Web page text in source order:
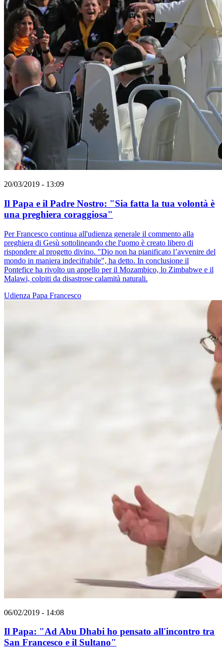
20/03/2019 - 13:09
Il Papa e il Padre Nostro: "Sia fatta la tua volontà è
una preghiera coraggiosa"
Per Francesco continua all'udienza generale il commento alla
preghiera di Gesù sottolineando che l'uomo è creato libero di
rispondere al progetto divino. "Dio non ha pianificato l’avvenire del
mondo in maniera indecifrabile", ha detto. In conclusione il
Pontefice ha rivolto un appello per il Mozambico, lo Zimbabwe e il
Malawi, colpiti da disastrose calamità naturali.
Udienza Papa Francesco
06/02/2019 - 14:08
Il Papa: "Ad Abu Dhabi ho pensato all'incontro tra
San Francesco e il Sultano"